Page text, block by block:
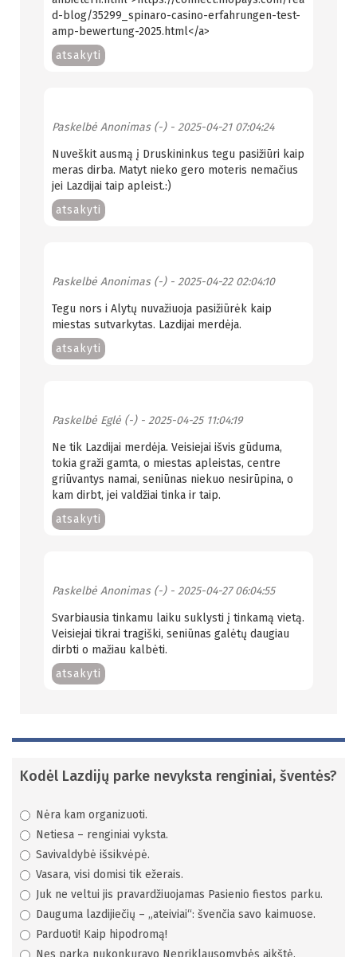
d-blog/35299_spinaro-casino-erfahrungen-test-
amp-bewertung-2025.html</a>
atsakyti
Paskelbė Anonimas (-)- 2025-04-21 07:04:24
Nuveškit ausmą į Druskininkus tegu pasižiūri kaip
meras dirba. Matyt nieko gero moteris nemačius
jei Lazdijai taip apleist.:)
atsakyti
Paskelbė Anonimas (-)- 2025-04-22 02:04:10
Tegu nors i Alytų nuvažiuoja pasižiūrėk kaip
miestas sutvarkytas. Lazdijai merdėja.
atsakyti
Paskelbė Eglė (-)- 2025-04-25 11:04:19
Ne tik Lazdijai merdėja. Veisiejai išvis gūduma,
tokia graži gamta, o miestas apleistas, centre
griūvantys namai, seniūnas niekuo nesirūpina, o
kam dirbt, jei valdžiai tinka ir taip.
atsakyti
Paskelbė Anonimas (-)- 2025-04-27 06:04:55
Svarbiausia tinkamu laiku suklysti į tinkamą vietą.
Veisiejai tikrai tragiški, seniūnas galėtų daugiau
dirbti o mažiau kalbėti.
atsakyti
Kodėl Lazdijų parke nevyksta renginiai, šventės?
Nėra kam organizuoti.
Netiesa – renginiai vyksta.
Savivaldybė išsikvėpė.
Vasara, visi domisi tik ežerais.
Juk ne veltui jis pravardžiuojamas Pasienio fiestos parku.
Dauguma lazdijiečių – „ateiviai“: švenčia savo kaimuose.
Parduoti! Kaip hipodromą!
Nes parką nukonkuravo Nepriklausomybės aikštė.